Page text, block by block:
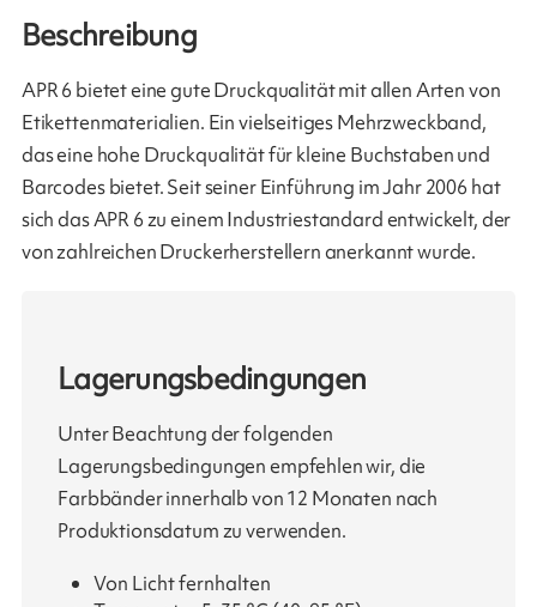
Beschreibung
APR 6 bietet eine gute Druckqualität mit allen Arten von
Etikettenmaterialien. Ein vielseitiges Mehrzweckband,
das eine hohe Druckqualität für kleine Buchstaben und
Barcodes bietet. Seit seiner Einführung im Jahr 2006 hat
sich das APR 6 zu einem Industriestandard entwickelt, der
von zahlreichen Druckerherstellern anerkannt wurde.
Lagerungsbedingungen
Unter Beachtung der folgenden
Lagerungsbedingungen empfehlen wir, die
Farbbänder innerhalb von 12 Monaten nach
Produktionsdatum zu verwenden.
Von Licht fernhalten